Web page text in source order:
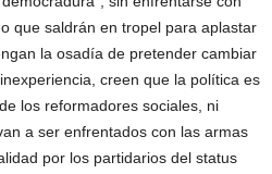
que saldrán en tropel para aplastar
la osadía de pretender cambiar
creen que la política es
los reformadores sociales, ni
a ser enfrentados con las armas
por los partidarios del status